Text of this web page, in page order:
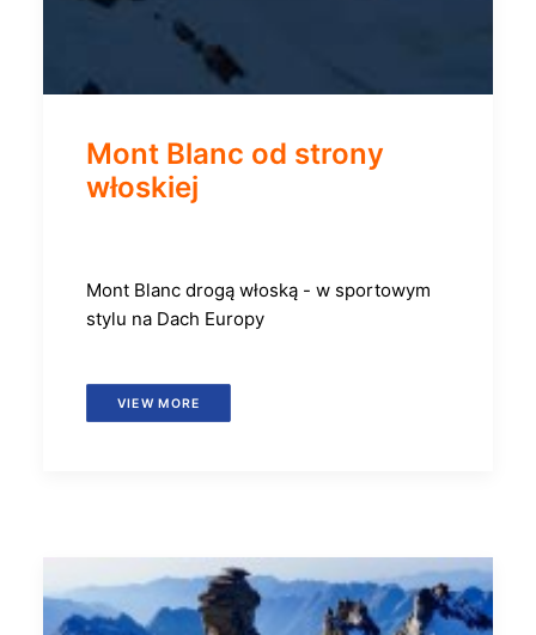
Mont Blanc od strony
włoskiej
Mont Blanc drogą włoską - w sportowym
stylu na Dach Europy
VIEW MORE